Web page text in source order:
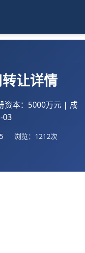
让详情
资本：5000万元 | 成
03
浏览：1212次